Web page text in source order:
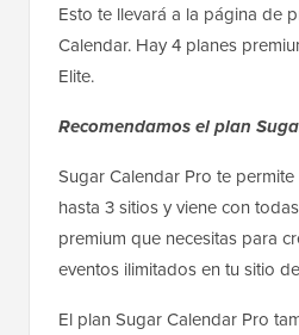
Esto te llevará a la página de
Calendar. Hay 4 planes
Elite.
Recomendamos el plan
Sugar Calendar Pro te
hasta 3 sitios y viene con
premium que necesitas para
eventos ilimitados en tu sitio
El plan Sugar Calendar Pro